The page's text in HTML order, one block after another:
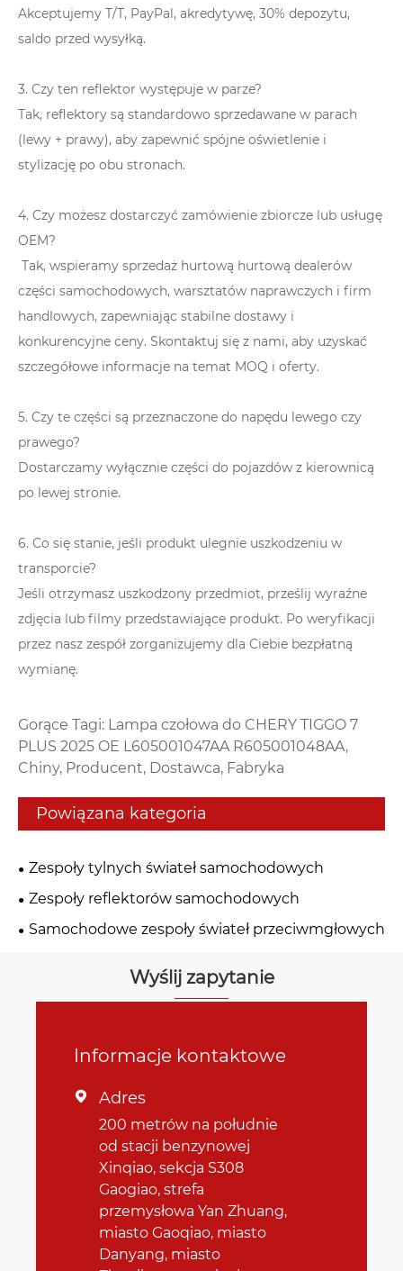
Akceptujemy T/T, PayPal, akredytywę, 30% depozytu,
saldo przed wysyłką.
3. Czy ten reflektor występuje w parze?
Tak, reflektory są standardowo sprzedawane w parach
(lewy + prawy), aby zapewnić spójne oświetlenie i
stylizację po obu stronach.
4. Czy możesz dostarczyć zamówienie zbiorcze lub usługę
OEM?
Tak, wspieramy sprzedaż hurtową hurtową dealerów
części samochodowych, warsztatów naprawczych i firm
handlowych, zapewniając stabilne dostawy i
konkurencyjne ceny. Skontaktuj się z nami, aby uzyskać
szczegółowe informacje na temat MOQ i oferty.
5. Czy te części są przeznaczone do napędu lewego czy
prawego?
Dostarczamy wyłącznie części do pojazdów z kierownicą
po lewej stronie.
6. Co się stanie, jeśli produkt ulegnie uszkodzeniu w
transporcie?
Jeśli otrzymasz uszkodzony przedmiot, prześlij wyraźne
zdjęcia lub filmy przedstawiające produkt. Po weryfikacji
przez nasz zespół zorganizujemy dla Ciebie bezpłatną
wymianę.
Gorące Tagi: Lampa czołowa do CHERY TIGGO 7
PLUS 2025 OE L605001047AA R605001048AA,
Chiny, Producent, Dostawca, Fabryka
Powiązana kategoria
Zespoły tylnych świateł samochodowych
Zespoły reflektorów samochodowych
Samochodowe zespoły świateł przeciwmgłowych
Wyślij zapytanie
Informacje kontaktowe
 Adres
200 metrów na południe
od stacji benzynowej
Xinqiao, sekcja S308
Gaogiao, strefa
przemysłowa Yan Zhuang,
miasto Gaoqiao, miasto
Danyang, miasto